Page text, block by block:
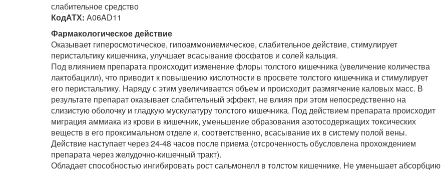
слабительное средство
КодАТХ: A06AD11
Фармакологическое действие
Оказывает гиперосмотическое, гипоаммониемическое, слабительное действие, стимулирует
перистальтику кишечника, улучшает всасывание фосфатов и солей кальция.
Под влиянием препарата происходит изменение флоры толстого кишечника (увеличение количества
лактобацилл), что приводит к повышению кислотности в просвете толстого кишечника и стимулирует
его перистальтику. Наряду с этим увеличивается объем и происходит размягчение каловых масс. В
результате препарат оказывает слабительный эффект, не влияя при этом непосредственно на
слизистую оболочку и гладкую мускулатуру толстого кишечника. Под действием препарата происходит
миграция аммиака из крови в кишечник, уменьшение образования азотосодержащих токсических
веществ в его проксимальном отделе и, соответственно, всасывание их в систему полой вены.
Действие наступает через 24-48 часов после приема (отсроченность обусловлена прохождением
препарата через желудочно-кишечный тракт).
Обладает способностью ингибировать рост сальмонелл в толстом кишечнике. Не уменьшает абсорбцию